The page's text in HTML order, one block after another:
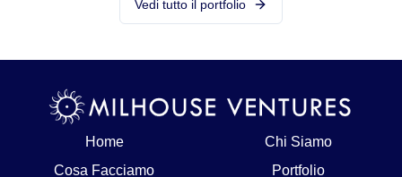
Vedi tutto il portfolio
Home
Chi Siamo
Cosa Facciamo
Portfolio